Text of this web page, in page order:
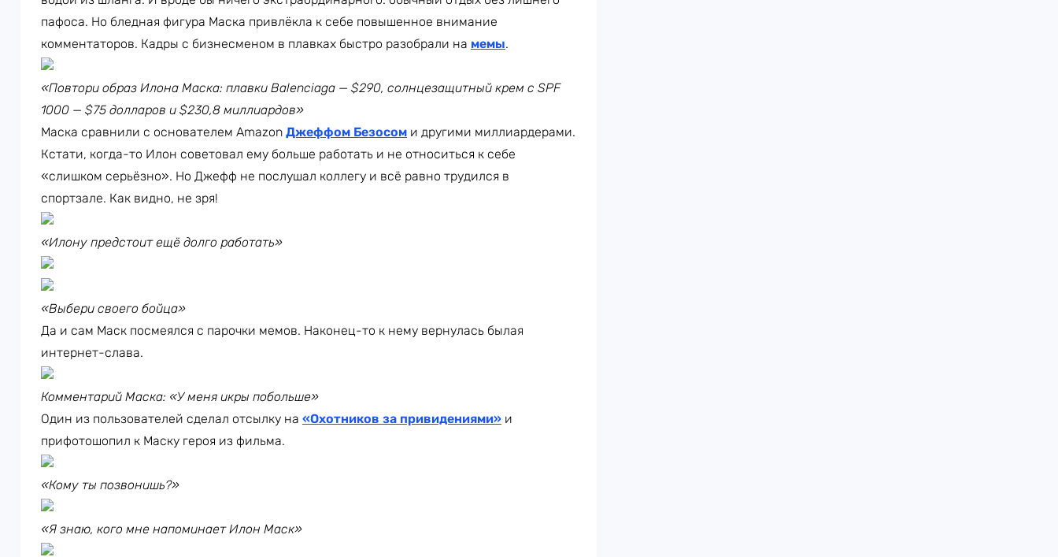
пафоса. Но бледная фигура Маска привлёкла к себе повышенное внимание
комментаторов. Кадры с бизнесменом в плавках быстро разобрали на мемы.
«Повтори образ Илона Маска: плавки Balenciaga — $290, солнцезащитный крем с SPF
1000 — $75 долларов и $230,8 миллиардов»
Маска сравнили с основателем Amazon Джеффом Безосом и другими миллиардерами.
Кстати, когда-то Илон советовал ему больше работать и не относиться к себе
«слишком серьёзно». Но Джефф не послушал коллегу и всё равно трудился в
спортзале. Как видно, не зря!
«Илону предстоит ещё долго работать»
«Выбери своего бойца»
Да и сам Маск посмеялся с парочки мемов. Наконец-то к нему вернулась былая
интернет-слава.
Комментарий Маска: «У меня икры побольше»
Один из пользователей сделал отсылку на «Охотников за привидениями» и
прифотошопил к Маску героя из фильма.
«Кому ты позвонишь?»
«Я знаю, кого мне напоминает Илон Маск»